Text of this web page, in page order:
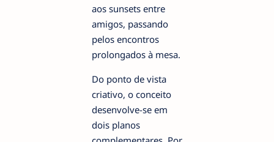
aos sunsets entre
amigos, passando
pelos encontros
prolongados à mesa.
Do ponto de vista
criativo, o conceito
desenvolve-se em
dois planos